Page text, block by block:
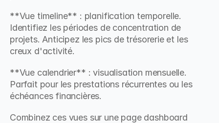
**Vue timeline** : planification temporelle.
Identifiez les périodes de concentration de
projets. Anticipez les pics de trésorerie et les
creux d'activité.
**Vue calendrier** : visualisation mensuelle.
Parfait pour les prestations récurrentes ou les
échéances financières.
Combinez ces vues sur une page dashboard